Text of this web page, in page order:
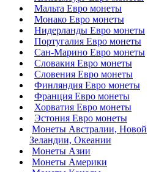
Мальта Евро монеты
Монако Евро монеты
Нидерланды Евро монеты
Португалия Евро монеты
Сан-Марино Евро монеты
Словакия Евро монеты
Словения Евро монеты
Финляндия Евро монеты
Франция Евро монеты
Хорватия Евро монеты
Эстония Евро монеты
Монеты Австралии, Новой
Зеландии, Океании
Монеты Азии
Монеты Америки